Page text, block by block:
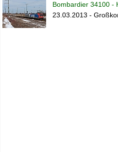
Bombardier 34100 -
23.03.2013 -